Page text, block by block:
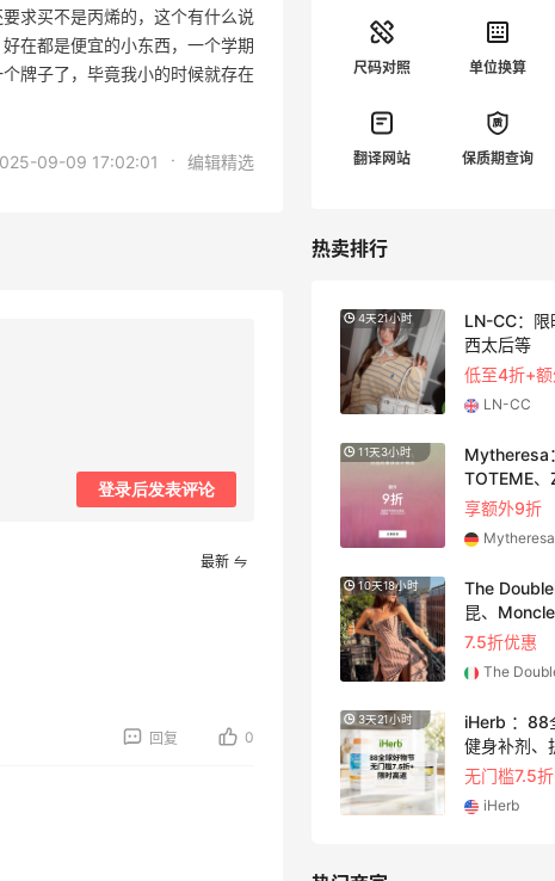
求买不是丙烯的，这个有什么说
在都是便宜的小东西，一个学期
牌子了，毕竟我小的时候就存在
09-09 17:02:01 · 编辑精选
登录后发表评论
最新
回复 0
尺码对照 单位换算
翻译网站 保质期查询
热卖排行
、LOEWE、加拿大鹅等
4天21小时
LN-CC：限
西太后等
低至4折+
LN-CC
11天3小时
Mytheresa
TOTEME
享额外9折
Mytheresa
10天18小时
The
昆、
7.5折优惠
The
3天21小时
iHerb ：88
健身补剂、
无门槛7.5折
iHerb